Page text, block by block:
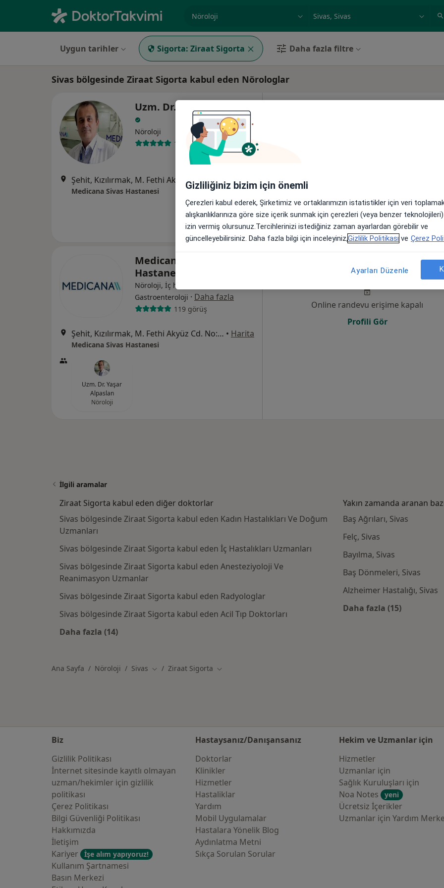
Uygun tarihler Sigorta: Ziraat Sigorta Daha fazla filtre
Sivas bölgesinde Ziraat Sigorta kabul eden Nörologlar
Uzm. Dr. Yaşar Alpaslan
Nöroloji
13 görüş
Harita
Medicana Sivas Hastanesi
Medicana Sivas
Hastanesi
Nöroloji, İç hastalıkları,
Gastroenteroloji · Daha fazla
119 görüş
Şehit, Kızılırmak, M. Fethi Akyüz Cd. No: 8Merkez/Sivas, Sivas • Harita
Medicana Sivas Hastanesi
Uzm. Dr. Yaşar
Alpaslan
Nöroloji
8 Ağustos 9 Ağustos
Pzt,
10
Online randevu erişime kapalı
Profili Gör
İlgili aramalar
Ziraat Sigorta kabul eden diğer doktorlar
Sivas bölgesinde Ziraat Sigorta kabul eden Kadın Hastalıkları Ve Doğum
Uzmanları
Sivas bölgesinde Ziraat Sigorta kabul eden İç Hastalıkları Uzmanları
Sivas bölgesinde Ziraat Sigorta kabul eden Anesteziyoloji Ve
Reanimasyon Uzmanlar
Sivas bölgesinde Ziraat Sigorta kabul eden Radyologlar
Sivas bölgesinde Ziraat Sigorta kabul eden Acil Tıp Doktorları
Daha fazla (14)
Yakın zamanda aranan
Baş Ağrıları, Sivas
Felç, Sivas
Bayılma, Sivas
Baş Dönmeleri, Sivas
Alzheimer Hastalığı, Sivas
Daha fazla (15)
Ana Sayfa Nöroloji Sivas Şehir değiştir
Ziraat Sigorta Şehir değiştir
Biz
Gizlilik Politikası
İnternet sitesinde kayıtlı olmayan
uzman/hekimler i̇çin gizlilik
politikası
Çerez Politikası
Bilgi Güvenliği Politikası
Hakkımızda
İletişim
Kariyer
İşe alım yapıyoruz!
Kullanım Şartnamesi
Basın Merkezi
Hastaysanız/Danışansanız
Doktorlar
Klinikler
Hizmetler
Hastaliklar
Yardım
Mobil Uygulamalar
Hastalara Yönelik Blog
Aydınlatma Metni
Sıkça Sorulan Sorular
Hekim ve Uzmanlar için
Hizmetler
Uzmanlar için
Sağlık Kuruluşları için
Noa Notes
yeni
Ücretsiz İçerikler
Uzmanlar için Yardım
Gizliliğiniz bizim için önemli
Çerezleri kabul ederek, Şirketimiz ve ortaklarımızın istatistikler için veri
alışkanlıklarınıza göre size içerik sunmak için çerezleri (veya benzer
izin vermiş olursunuz.Tercihlerinizi istediğiniz zaman ayarlardan görebilir ve
güncelleyebilirsiniz. Daha fazla bilgi için inceleyiniz,Gizlilik Politikası ve Çerez
Ayarları Düzenle